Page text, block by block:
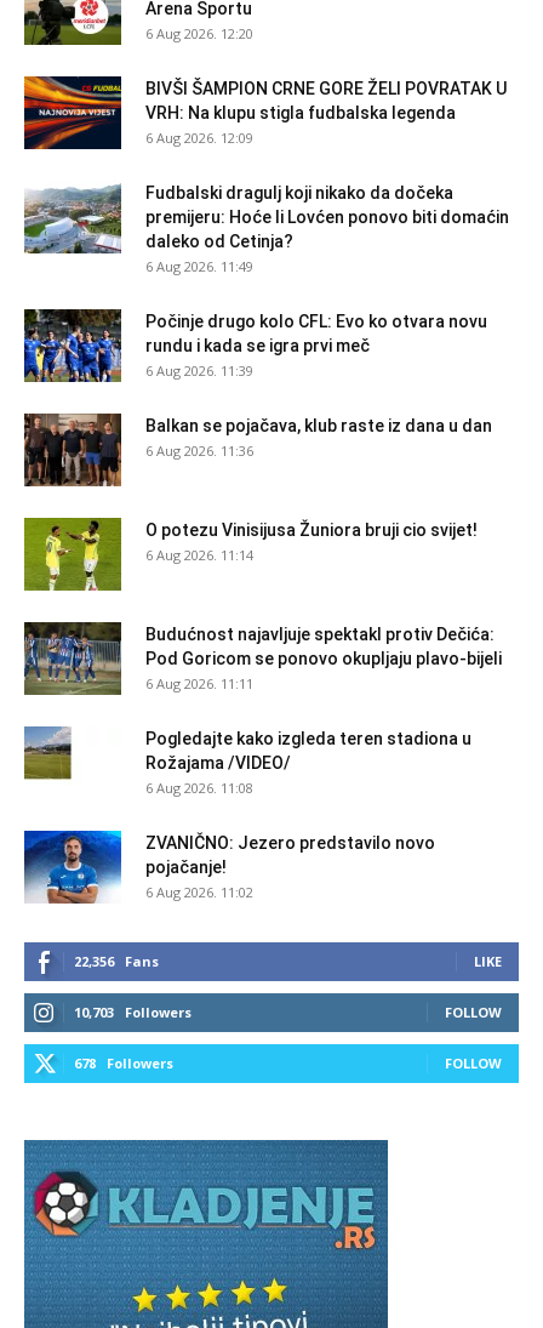
Arena Sportu
6 Aug 2026. 12:20
BIVŠI ŠAMPION CRNE GORE ŽELI POVRATAK U
VRH: Na klupu stigla fudbalska legenda
6 Aug 2026. 12:09
Fudbalski dragulj koji nikako da dočeka
premijeru: Hoće li Lovćen ponovo biti domaćin
daleko od Cetinja?
6 Aug 2026. 11:49
Počinje drugo kolo CFL: Evo ko otvara novu
rundu i kada se igra prvi meč
6 Aug 2026. 11:39
Balkan se pojačava, klub raste iz dana u dan
6 Aug 2026. 11:36
O potezu Vinisijusa Žuniora bruji cio svijet!
6 Aug 2026. 11:14
Budućnost najavljuje spektakl protiv Dečića:
Pod Goricom se ponovo okupljaju plavo-bijeli
6 Aug 2026. 11:11
Pogledajte kako izgleda teren stadiona u
Rožajama /VIDEO/
6 Aug 2026. 11:08
ZVANIČNO: Jezero predstavilo novo
pojačanje!
6 Aug 2026. 11:02
22,356 Fans LIKE
10,703 Followers FOLLOW
678 Followers FOLLOW